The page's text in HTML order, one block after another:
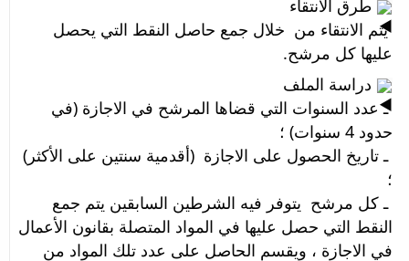
طرق الانتقاء
عليها كل مرشح.
دراسة الملف
حدود 4 سنوات) ؛
؛